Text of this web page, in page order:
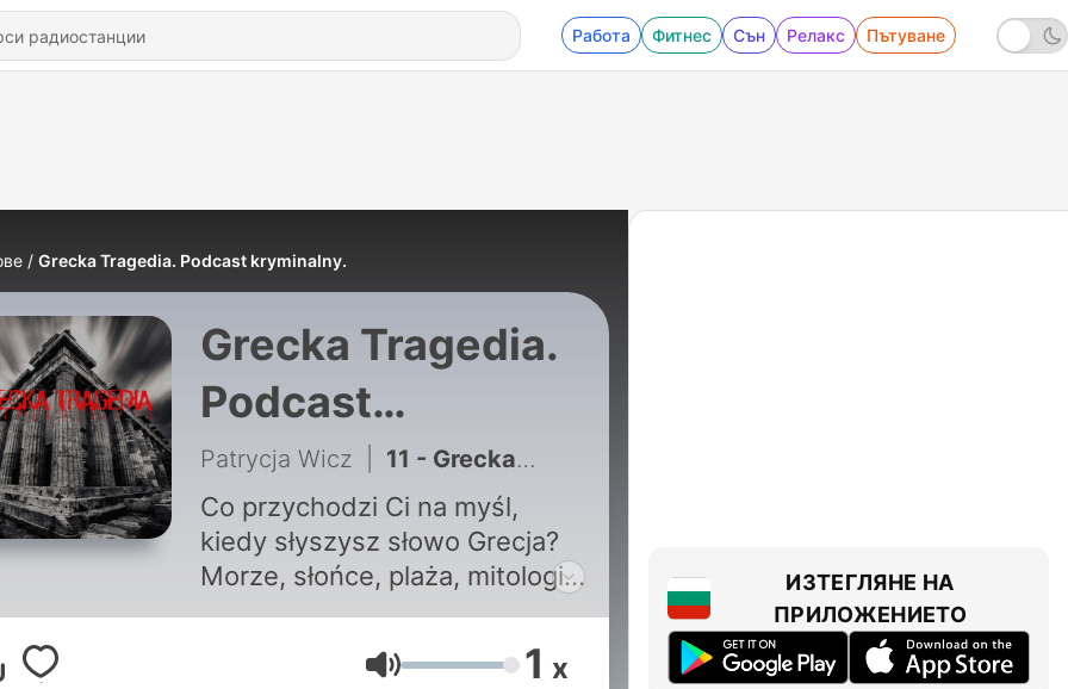
Работа Фитнес Сън Релакс Пътуване
Grecka Tragedia. Podcast kryminalny.
Grecka Tragedia.
Podcast
kryminalny.
Patrycja Wicz 11 - Grecka Tragedia, Odcinek 10
Co przychodzi Ci na myśl,
kiedy słyszysz słowo Grecja?
Morze, słońce, plaża, mitologia,
dobre jedzenie, ouzo, buzuki.
Czyż nie są to same przyjemne
Сила на звука 1 x
ИЗТЕГЛЯНЕ НА
ПРИЛОЖЕНИЕТО